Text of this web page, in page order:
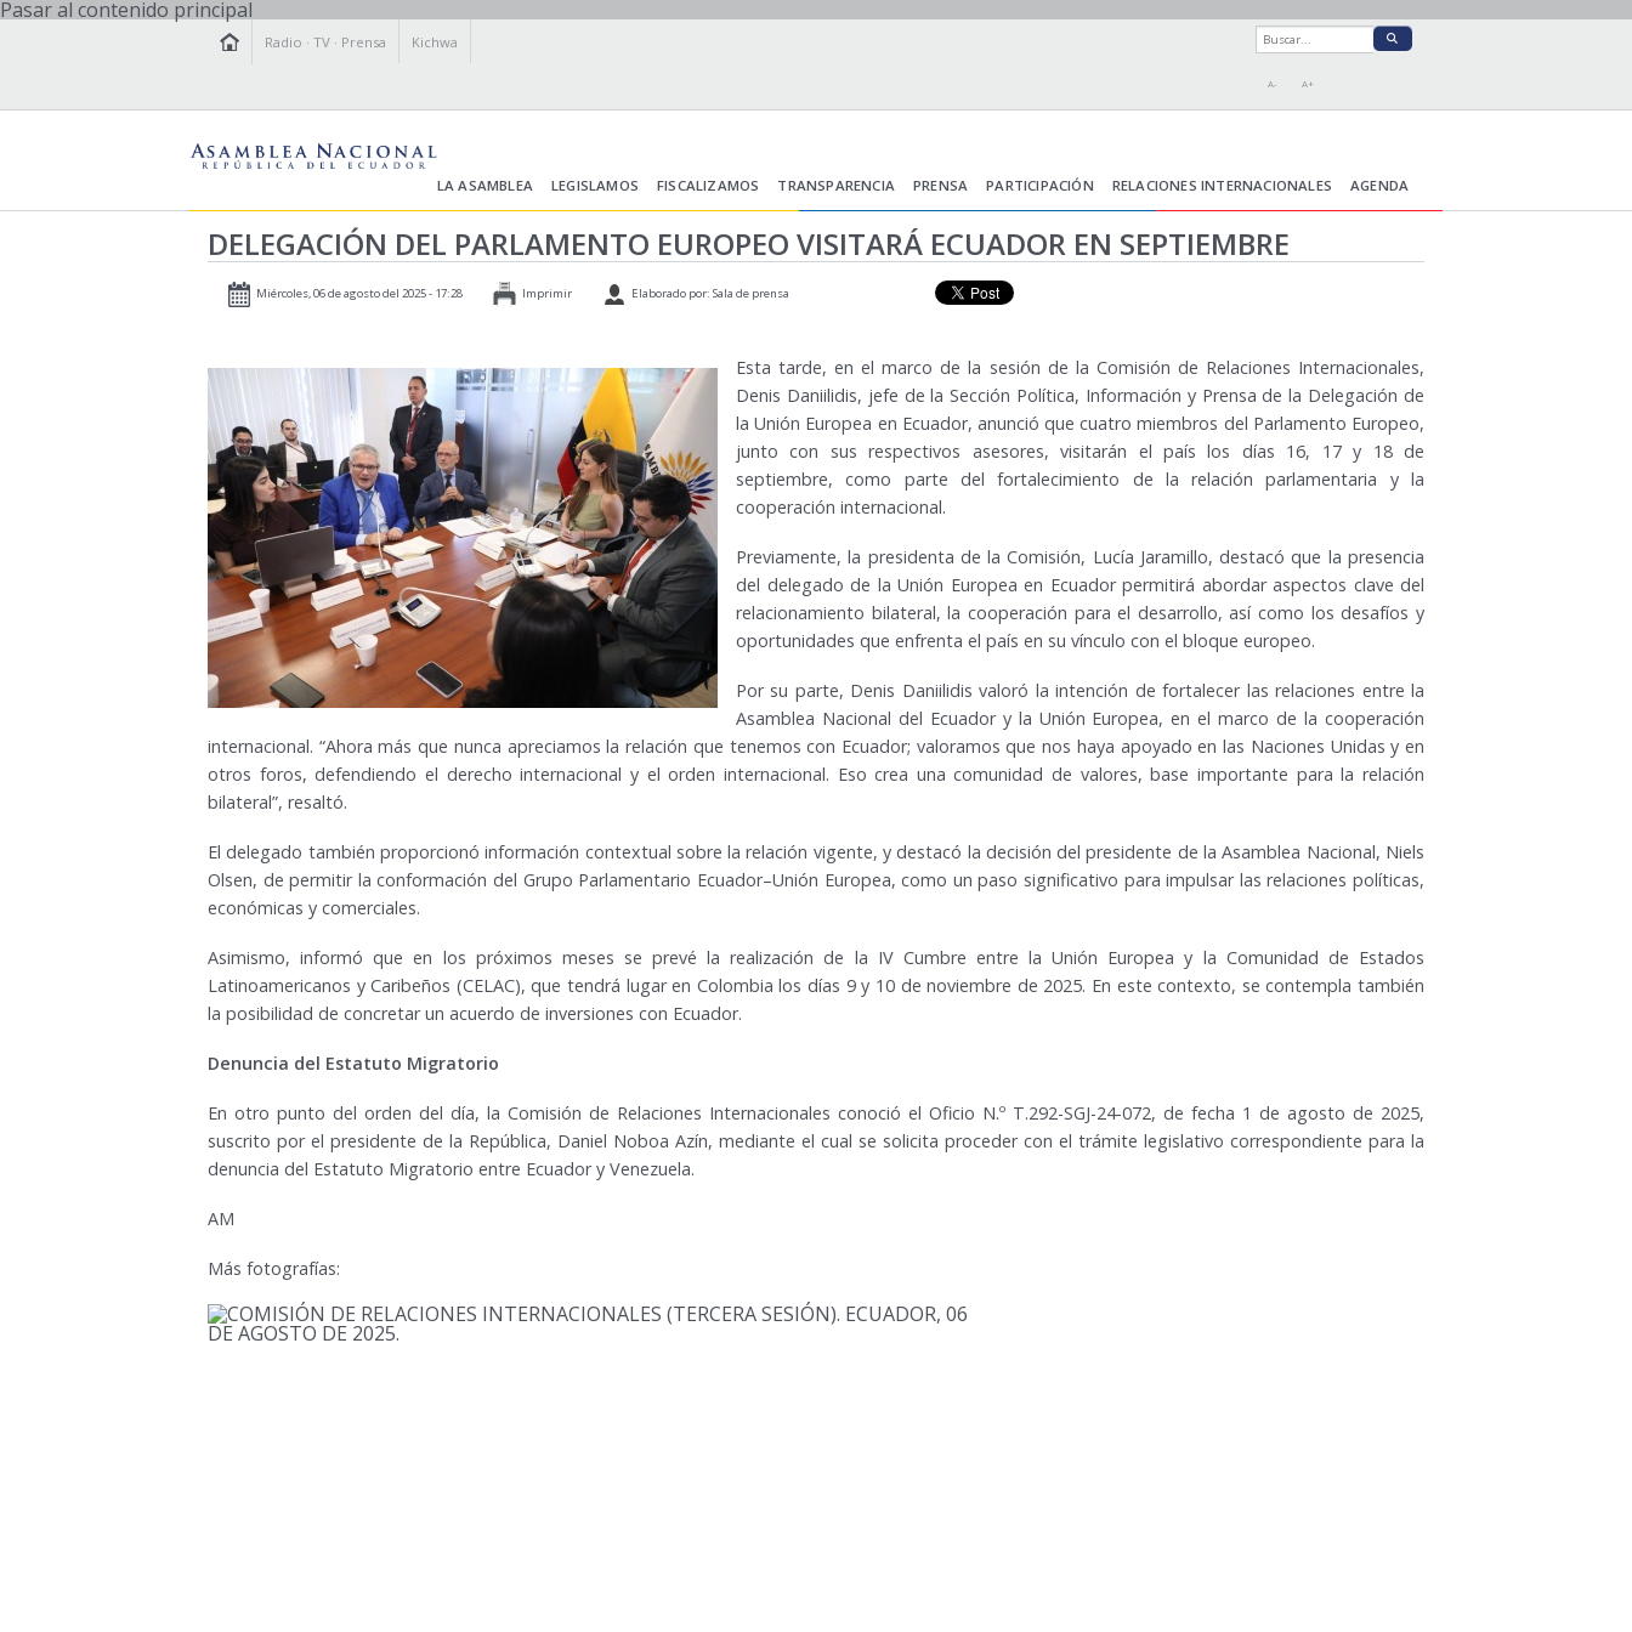
Pasar al contenido principal
Radio ·TV · Prensa Kichwa
A- A+
LA ASAMBLEA LEGISLAMOS FISCALIZAMOS TRANSPARENCIA PRENSA PARTICIPACIÓN RELACIONES INTERNACIONALES AGENDA
DELEGACIÓN DEL PARLAMENTO EUROPEO VISITARÁ ECUADOR EN SEPTIEMBRE
Miércoles, 06 de agosto del 2025 - 17:28 Imprimir Elaborado por: Sala de prensa
Esta tarde, en el marco de la sesión de la Comisión de Relaciones Internacionales,
Denis Daniilidis, jefe de la Sección Política, Información y Prensa de la Delegación de
la Unión Europea en Ecuador, anunció que cuatro miembros del Parlamento Europeo,
junto con sus respectivos asesores, visitarán el país los días 16, 17 y 18 de
septiembre, como parte del fortalecimiento de la relación parlamentaria y la
cooperación internacional.
Previamente, la presidenta de la Comisión, Lucía Jaramillo, destacó que la presencia
del delegado de la Unión Europea en Ecuador permitirá abordar aspectos clave del
relacionamiento bilateral, la cooperación para el desarrollo, así como los desafíos y
oportunidades que enfrenta el país en su vínculo con el bloque europeo.
Por su parte, Denis Daniilidis valoró la intención de fortalecer las relaciones entre la
Asamblea Nacional del Ecuador y la Unión Europea, en el marco de la cooperación
internacional. “Ahora más que nunca apreciamos la relación que tenemos con Ecuador; valoramos que nos haya apoyado en las Naciones Unidas y en
otros foros, defendiendo el derecho internacional y el orden internacional. Eso crea una comunidad de valores, base importante para la relación
bilateral”, resaltó.
El delegado también proporcionó información contextual sobre la relación vigente, y destacó la decisión del presidente de la Asamblea Nacional, Niels
Olsen, de permitir la conformación del Grupo Parlamentario Ecuador–Unión Europea, como un paso significativo para impulsar las relaciones políticas,
económicas y comerciales.
Asimismo, informó que en los próximos meses se prevé la realización de la IV Cumbre entre la Unión Europea y la Comunidad de Estados
Latinoamericanos y Caribeños (CELAC), que tendrá lugar en Colombia los días 9 y 10 de noviembre de 2025. En este contexto, se contempla también
la posibilidad de concretar un acuerdo de inversiones con Ecuador.
Denuncia del Estatuto Migratorio
En otro punto del orden del día, la Comisión de Relaciones Internacionales conoció el Oficio N.º T.292-SGJ-24-072, de fecha 1 de agosto de 2025,
suscrito por el presidente de la República, Daniel Noboa Azín, mediante el cual se solicita proceder con el trámite legislativo correspondiente para la
denuncia del Estatuto Migratorio entre Ecuador y Venezuela.
AM
Más fotografías: